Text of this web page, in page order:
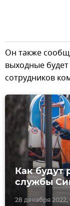
Он также
выходные
сотрудников
28 декабря 2022,
Как будут
службы